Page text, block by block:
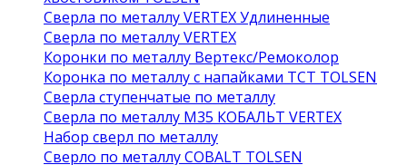
Сверла по металлу VERTEX Удлиненные
Сверла по металлу VERTEX
Коронки по металлу Вертекс/Ремоколор
Коронка по металлу с напайками TCT TOLSEN
Сверла ступенчатые по металлу
Сверла по металлу М35 КОБАЛЬТ VERTEX
Набор сверл по металлу
Сверло по металлу COBALT TOLSEN